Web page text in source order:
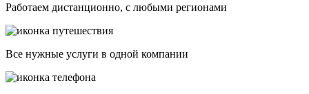
Работаем дистанционно, с любыми регионами
Все нужные услуги в одной компании